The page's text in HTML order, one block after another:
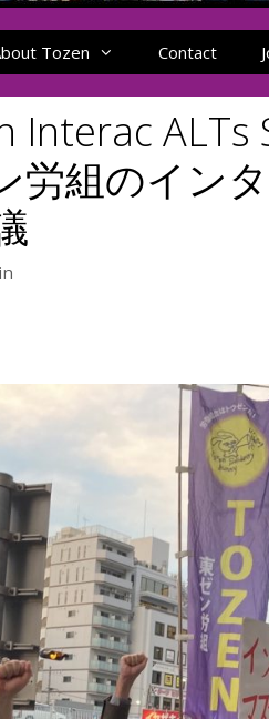
Tozen Contact
Interac
労組のイン